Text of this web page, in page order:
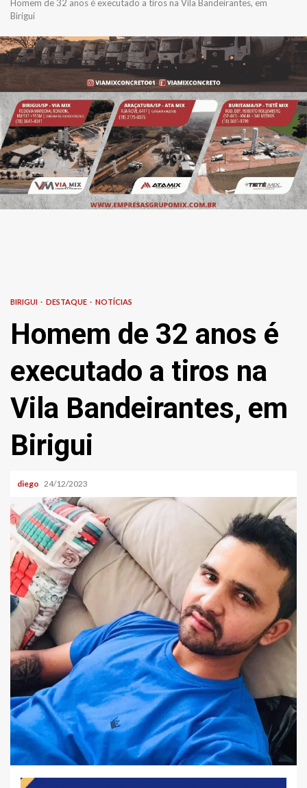
Homem de 32 anos é executado a tiros na Vila Bandeirantes, em
Birigui
BIRIGUI DESTAQUE NOTÍCIAS
Homem de 32 anos é
executado a tiros na
Vila Bandeirantes, em
Birigui
diego 24/12/2023